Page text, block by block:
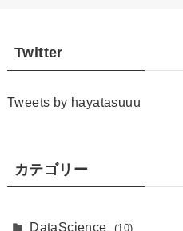
Twitter
Tweets by hayatasuuu
カテゴリー
DataScience (10)